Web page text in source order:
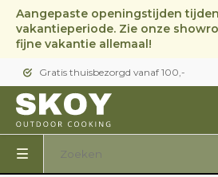
Aangepaste openingstijden
vakantieperiode. Zie onze
fijne vakantie allemaal!
Gratis thuisbezorgd vanaf 100,-